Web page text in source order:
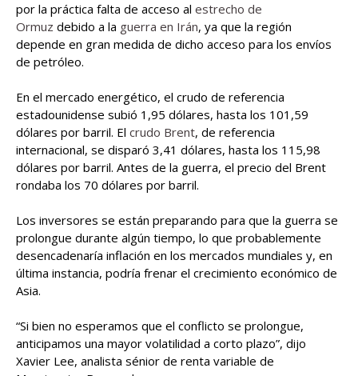
por la práctica falta de acceso al estrecho de
Ormuz debido a la guerra en Irán, ya que la región
depende en gran medida de dicho acceso para los envíos
de petróleo.
En el mercado energético, el crudo de referencia
estadounidense subió 1,95 dólares, hasta los 101,59
dólares por barril. El crudo Brent, de referencia
internacional, se disparó 3,41 dólares, hasta los 115,98
dólares por barril. Antes de la guerra, el precio del Brent
rondaba los 70 dólares por barril.
Los inversores se están preparando para que la guerra se
prolongue durante algún tiempo, lo que probablemente
desencadenaría inflación en los mercados mundiales y, en
última instancia, podría frenar el crecimiento económico de
Asia.
“Si bien no esperamos que el conflicto se prolongue,
anticipamos una mayor volatilidad a corto plazo”, dijo
Xavier Lee, analista sénior de renta variable de